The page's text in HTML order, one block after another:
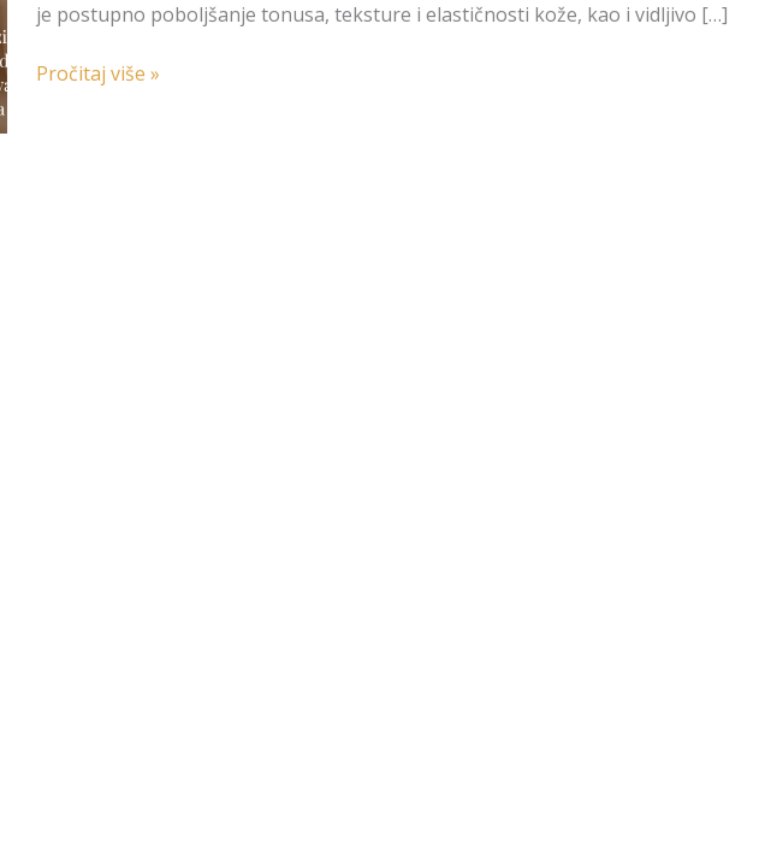
je postupno poboljšanje tonusa, teksture i elastičnosti kože, kao i vidljivo […]
Pročitaj više »